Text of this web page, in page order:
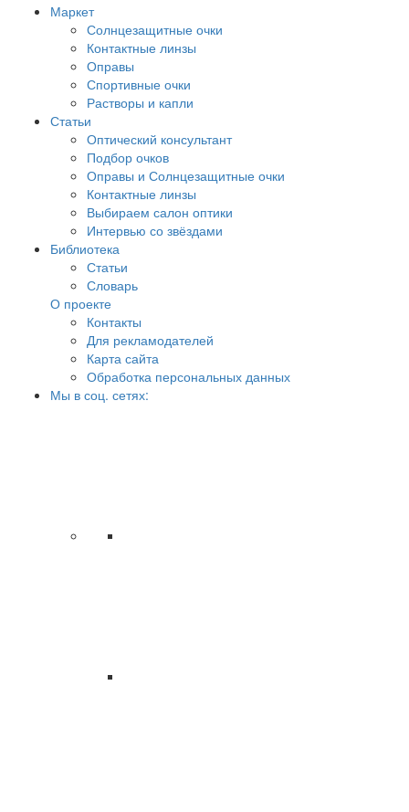
Маркет
Солнцезащитные очки
Контактные линзы
Оправы
Спортивные очки
Растворы и капли
Статьи
Оптический консультант
Подбор очков
Оправы и Солнцезащитные очки
Контактные линзы
Выбираем салон оптики
Интервью со звёздами
Библиотека
Статьи
Словарь
О проекте
Контакты
Для рекламодателей
Карта сайта
Обработка персональных данных
Мы в соц. сетях: